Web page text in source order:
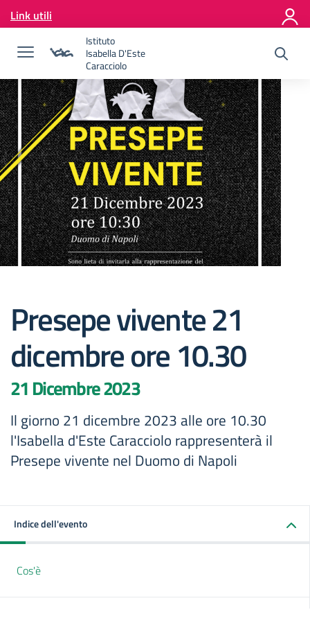
Vai ai contenuti
Vai al menu di navigazione
Link utili
Istituto
Isabella D'Este
Caracciolo
Presepe vivente 21
dicembre ore 10.30
21 Dicembre 2023
Il giorno 21 dicembre 2023 alle ore 10.30
l'Isabella d'Este Caracciolo rappresenterà il
Presepe vivente nel Duomo di Napoli
Indice dell'evento
Cos'è